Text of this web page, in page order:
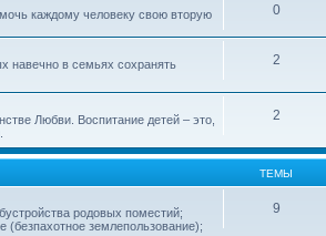
каждому человеку свою вторую
0
навечно в семьях сохранять
2
Любви. Воспитание детей – это,
2
ТЕМЫ
родовых поместий;
(безпахотное землепользование);
9